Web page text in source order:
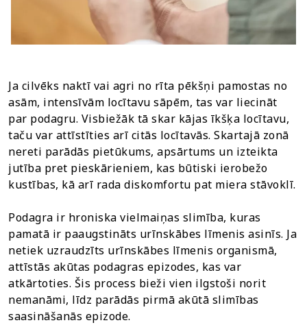
Ja cilvēks naktī vai agri no rīta pēkšņi pamostas no
asām, intensīvām locītavu sāpēm, tas var liecināt
par podagru. Visbiežāk tā skar kājas īkšķa locītavu,
taču var attīstīties arī citās locītavās. Skartajā zonā
nereti parādās pietūkums, apsārtums un izteikta
jutība pret pieskārieniem, kas būtiski ierobežo
kustības, kā arī rada diskomfortu pat miera stāvoklī.
Podagra ir hroniska vielmaiņas slimība, kuras
pamatā ir paaugstināts urīnskābes līmenis asinīs. Ja
netiek uzraudzīts urīnskābes līmenis organismā,
attīstās akūtas podagras epizodes, kas var
atkārtoties. Šis process bieži vien ilgstoši norit
nemanāmi, līdz parādās pirmā akūtā slimības
saasināšanās epizode.